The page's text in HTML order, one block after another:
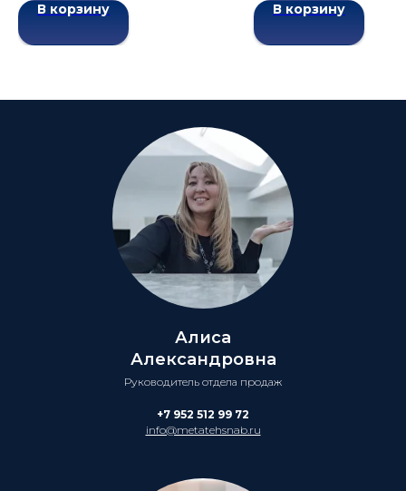
В корзину В корзину
Алиса
Александровна
Руководитель отдела продаж
+7 952 512 99 72
info@metatehsnab.ru